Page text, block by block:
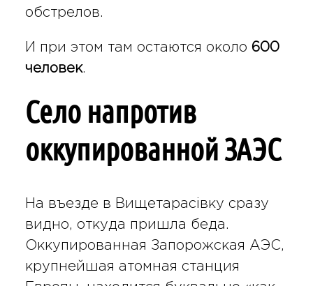
обстрелов.
И при этом там остаются около 600
человек.
Село напротив
оккупированной ЗАЭС
На въезде в Вищетарасівку сразу
видно, откуда пришла беда.
Оккупированная Запорожская АЭС,
крупнейшая атомная станция